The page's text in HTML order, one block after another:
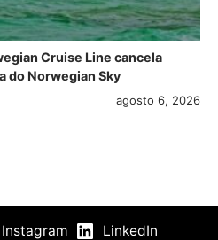
Cruise Line cancela
do Norwegian Sky
agosto 6, 2026
Instagram
LinkedIn